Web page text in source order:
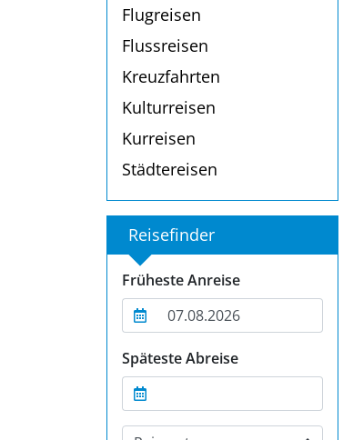
Flugreisen
Flussreisen
Kreuzfahrten
Kulturreisen
Kurreisen
Städtereisen
Reisefinder
Früheste Anreise
Späteste Abreise